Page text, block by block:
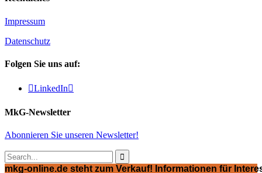
Impressum
Datenschutz
Folgen Sie uns auf:
LinkedIn
MkG-Newsletter
Abonnieren Sie unseren Newsletter!

mkg-online.de steht zum Verkauf! Informationen für